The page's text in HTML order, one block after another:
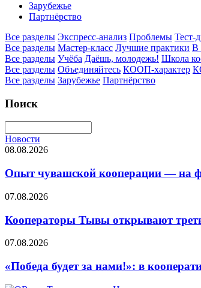
Зарубежье
Партнёрство
Все разделы Экспресс-анализ Проблемы Тест-
Все разделы Мастер-класс Лучшие практики В
Все разделы Учёба Даёшь, молодежь! Школа
Все разделы Объединяйтесь КООП-характер
Все разделы Зарубежье Партнёрство
Поиск
Новости
08.08.2026
Опыт чувашской кооперации — на
07.08.2026
Кооператоры Тывы открывают
07.08.2026
«Победа будет за нами!»: в